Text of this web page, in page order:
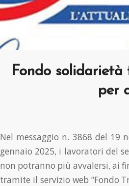
Fondo solidarietà
per
Nel messaggio n. 3868 del 19
gennaio 2025, i lavoratori del
non potranno più avvalersi, ai
tramite il servizio web “Fondo